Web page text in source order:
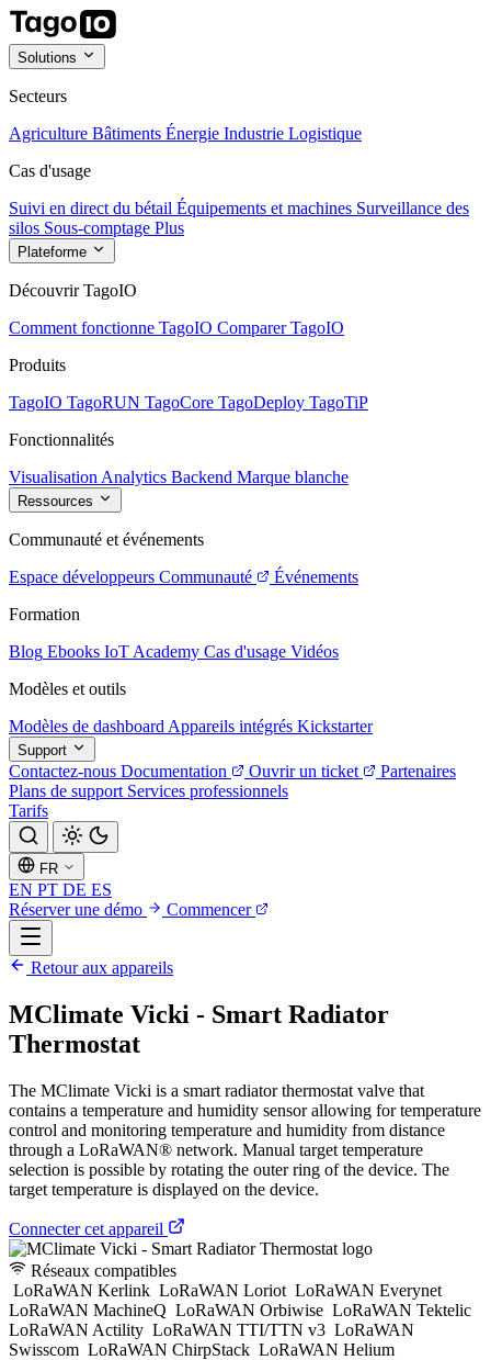
Solutions
Secteurs
Agriculture Bâtiments Énergie Industrie Logistique
Cas d'usage
Suivi en direct du bétail Équipements et machines Surveillance des
silos Sous-comptage Plus
Plateforme
Découvrir TagoIO
Comment fonctionne TagoIO Comparer TagoIO
Produits
TagoIO TagoRUN TagoCore TagoDeploy TagoTiP
Fonctionnalités
Visualisation Analytics Backend Marque blanche
Ressources
Communauté et événements
Espace développeurs Communauté
Événements
Formation
Blog Ebooks IoT Academy Cas d'usage Vidéos
Modèles et outils
Modèles de dashboard Appareils intégrés Kickstarter
Support
Contactez-nous Documentation Ouvrir un ticket
Partenaires
Plans de support Services professionnels
Tarifs
FR
EN PT DE ES
Réserver une démo
Commencer
Retour aux appareils
MClimate Vicki - Smart Radiator
Thermostat
The MClimate Vicki is a smart radiator thermostat valve that
contains a temperature and humidity sensor allowing for temperature
control and monitoring temperature and humidity from distance
through a LoRaWAN® network. Manual target temperature
selection is possible by rotating the outer ring of the device. The
target temperature is displayed on the device.
Connecter cet appareil
Réseaux compatibles
LoRaWAN Kerlink LoRaWAN Loriot LoRaWAN Everynet
LoRaWAN MachineQ LoRaWAN Orbiwise LoRaWAN Tektelic
LoRaWAN Actility LoRaWAN TTI/TTN v3 LoRaWAN
Swisscom LoRaWAN ChirpStack LoRaWAN Helium